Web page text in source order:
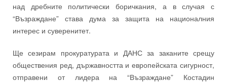
над дребните политически боричкания, а в случая с
“Възраждане” става дума за защита на националния
интерес и суверенитет.
Ще сезирам прокуратурата и ДАНС за заканите срещу
обществения ред, държавността и европейската сигурност,
отправени от лидера на “Възраждане” Костадин